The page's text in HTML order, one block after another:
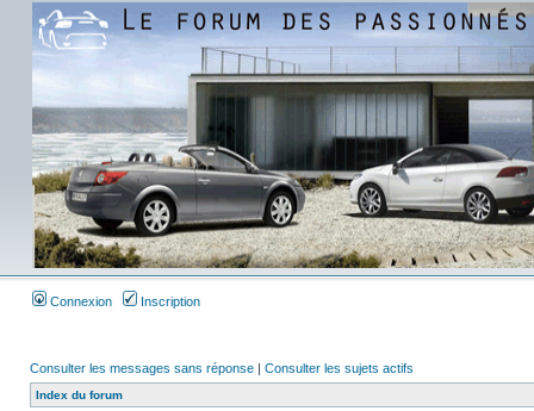
Connexion Inscription
Consulter les messages sans réponse | Consulter les sujets actifs
Index du forum